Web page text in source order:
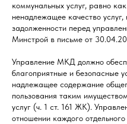
коммунальных услуг, равно
ненадлежащее качество услуг,
задолженности перед
Минстрой в письме от
Управление МКД должно
благоприятные и безопасные
надлежащее содержание
пользования таким
услуг (ч. 1 ст. 161 ЖК).
отношении каждого